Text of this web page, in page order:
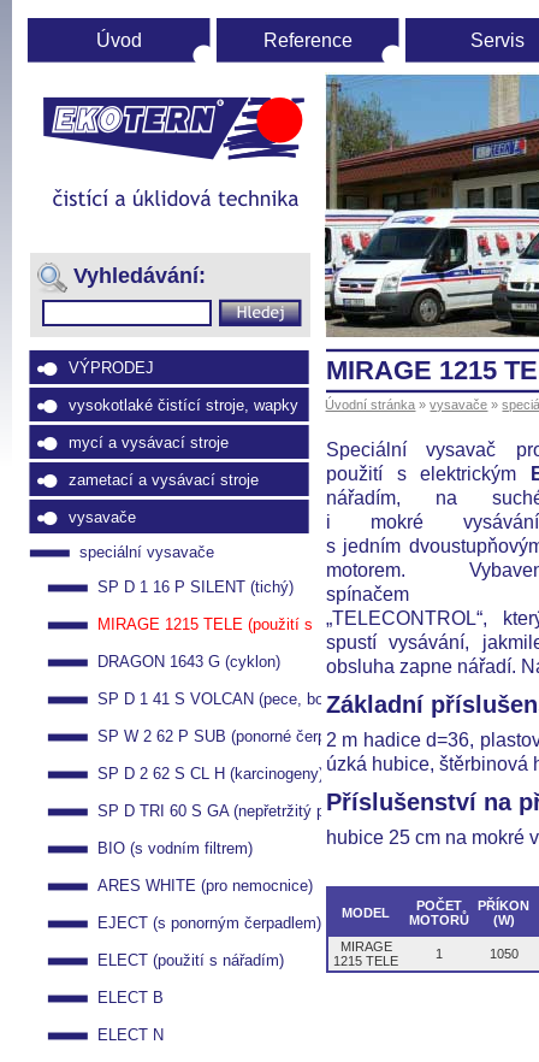
Úvodní
stránka
(Přejít
navigaci)
MIRAGE 1215
Speciální vysavač
použití s elektrickým
nářadím, na
i mokré
s jedním
motorem.
spínačem
„TELECONTROL“,
spustí vysávání,
obsluha zapne nářadí.
Základní
2 m hadice d=36,
úzká hubice, štěrbinová
Příslušenství na
hubice 25 cm na mokré
MODEL
POČET
MOTORŮ
PŘÍKON
(W)
MIRAGE
1215 TELE
1 1050
Vyhledávání:
VÝPRODEJ
vysokotlaké čistící stroje, wapky
mycí a vysávací stroje
zametací a vysávací stroje
vysavače
speciální vysavače
SP D 1 16 P SILENT (tichý)
MIRAGE 1215 TELE (použití s
nářadím)
DRAGON 1643 G (cyklon)
SP D 1 41 S VOLCAN (pece, boilery)
SP W 2 62 P SUB (ponorné čerpadlo)
SP D 2 62 S CL H (karcinogeny)
SP D TRI 60 S GA (nepřetržitý provoz)
BIO (s vodním filtrem)
ARES WHITE (pro nemocnice)
EJECT (s ponorným čerpadlem)
ELECT (použití s nářadím)
ELECT B
ELECT N
Úvod Reference Servis
Úvodní stránka »vysavače »